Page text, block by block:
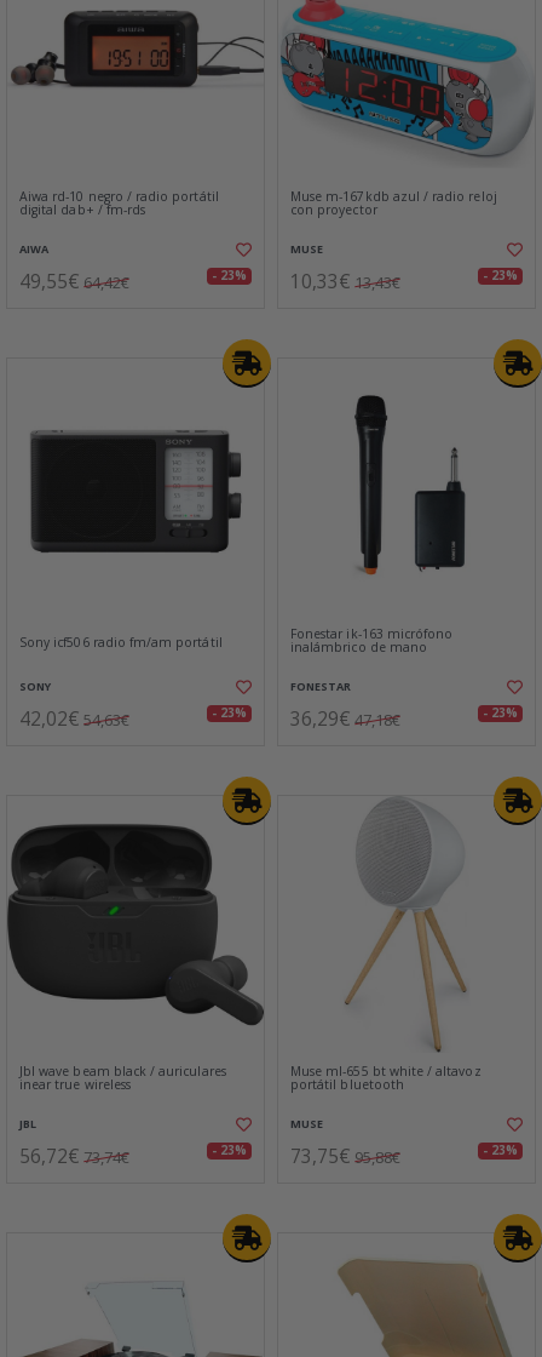
Aiwa rd-10 negro / radio portátil
digital dab+ / fm-rds
AIWA
49,55€ 64,42€ - 23%
Muse m-167kdb azul / radio reloj
con proyector
MUSE
10,33€ 13,43€ - 23%
Sony icf506 radio fm/am portátil
SONY
42,02€ 54,63€ - 23%
Fonestar ik-163 micrófono
inalámbrico de mano
FONESTAR
36,29€ 47,18€ - 23%
Jbl wave beam black / auriculares
inear true wireless
JBL
56,72€ 73,74€ - 23%
Muse ml-655 bt white / altavoz
portátil bluetooth
MUSE
73,75€ 95,88€ - 23%